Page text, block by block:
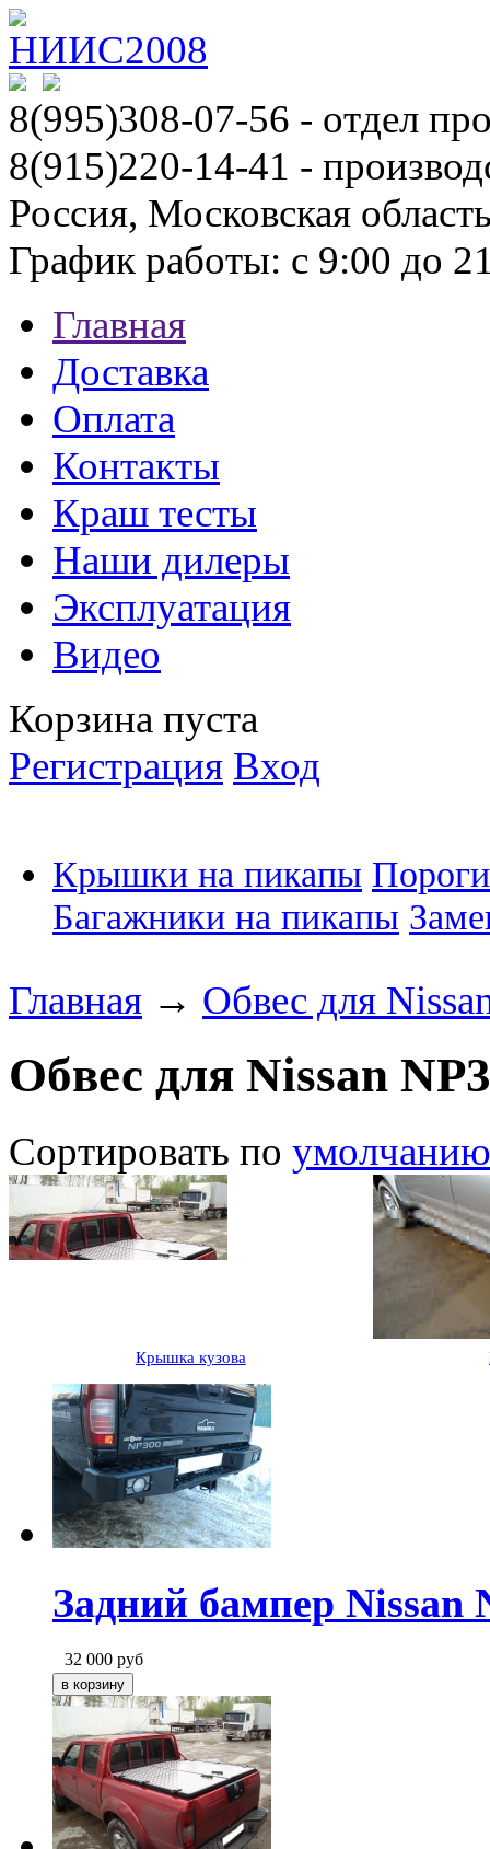
8(995)308-07-56 - отдел
8(915)220-14-41 -
Россия, Московская
График работы: с 9:00 до
Главная
Доставка
Оплата
Контакты
Краш тесты
Наши дилеры
Эксплуатация
Видео
Корзина пуста
Регистрация Вход
Крышки на пикапы
Багажники на пикапы
Главная → Обвес для
Обвес для Nissan
Сортировать по умолчанию
Крышка кузова
Задний бампер Nissan
32 000 руб